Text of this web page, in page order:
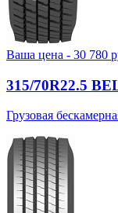
Ваша цена - 30 780
315/70R22.5
Грузовая